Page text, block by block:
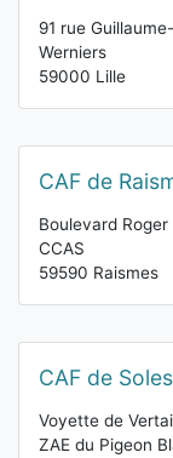
91 rue Guillaume-
Werniers
59000 Lille
CAF de
Boulevard Roger
CCAS
59590 Raismes
CAF de
Voyette de
ZAE du Pigeon